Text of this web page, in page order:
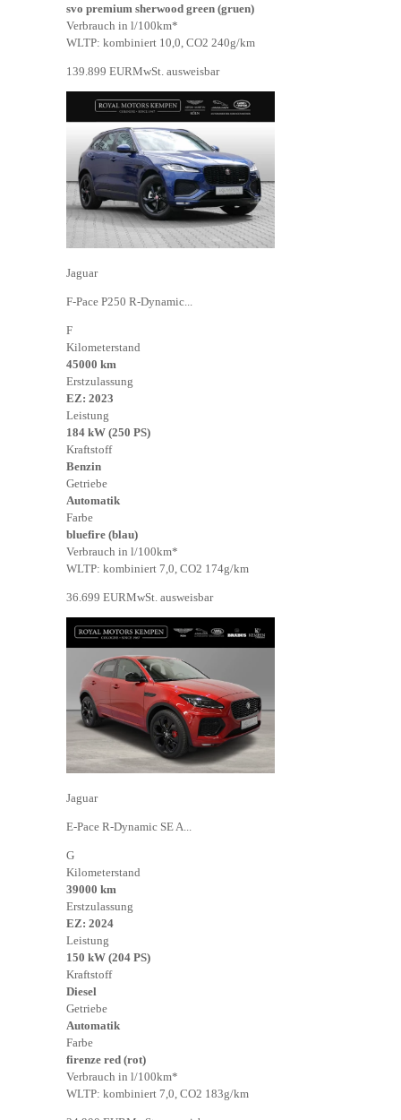
svo premium sherwood green (gruen)
Verbrauch in l/100km*
WLTP: kombiniert 10,0, CO2 240g/km
139.899 EURMwSt. ausweisbar
Jaguar
F-Pace P250 R-Dynamic...
F
Kilometerstand
45000 km
Erstzulassung
EZ: 2023
Leistung
184 kW (250 PS)
Kraftstoff
Benzin
Getriebe
Automatik
Farbe
bluefire (blau)
Verbrauch in l/100km*
WLTP: kombiniert 7,0, CO2 174g/km
36.699 EURMwSt. ausweisbar
Jaguar
E-Pace R-Dynamic SE A...
G
Kilometerstand
39000 km
Erstzulassung
EZ: 2024
Leistung
150 kW (204 PS)
Kraftstoff
Diesel
Getriebe
Automatik
Farbe
firenze red (rot)
Verbrauch in l/100km*
WLTP: kombiniert 7,0, CO2 183g/km